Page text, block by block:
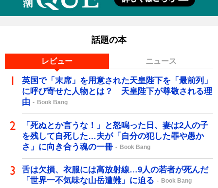
話題の本
レビュー ニュース
英国で「末席」を用意された天皇陛下を「最前列」
に呼び寄せた人物とは？ 天皇陛下が尊敬される理
由
Book Bang
「死ぬとか言うな！」と怒鳴った日、妻は2人の子
を残して自死した…夫が「自分の犯した罪や愚か
さ」に向き合う魂の一冊
Book Bang
舌は欠損、衣服には高放射線…9人の若者が死んだ
「世界一不気味な山岳遭難」に迫る
Book Bang